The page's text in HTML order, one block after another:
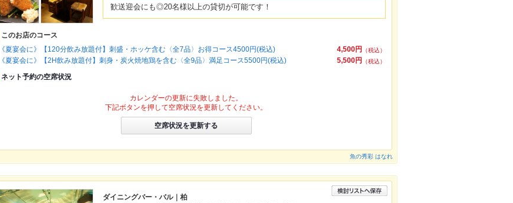
歓送迎会にも◎20名様以上の貸切が可能です！
このお店のコース
4,500円
（税込）
《夏宴会に》【120分飲み放題付】刺盛・ホッケ含む〈全7品〉お得コース4500円(税込)
5,500円
（税込）
《夏宴会に》【2H飲み放題付】刺身・炭火焼地鶏を含む〈全9品〉満足コース5500円(税込)
ネット予約の空席状況
カレンダーの更新に失敗しました。
下記ボタンを押して空席状況を更新してください。
空席状況を更新する
魚の秀彩 はなれ
ダイニングバー・バル｜柏